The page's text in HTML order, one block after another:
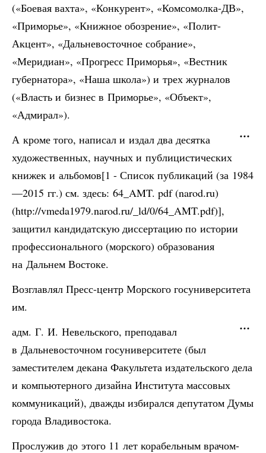
(«Боевая вахта», «Конкурент», «Комсомолка-ДВ»,
«Приморье», «Книжное обозрение», «Полит-
Акцент», «Дальневосточное собрание»,
«Меридиан», «Прогресс Приморья», «Вестник
губернатора», «Наша школа») и трех журналов
(«Власть и бизнес в Приморье», «Объект»,
«Адмирал»).
А кроме того, написал и издал два десятка
художественных, научных и публицистических
книжек и альбомов[1 - Список публикаций (за 1984
—2015 гг.) см. здесь: 64_AMT. pdf (narod.ru)
(http://vmeda1979.narod.ru/_ld/0/64_AMT.pdf)],
защитил кандидатскую диссертацию по истории
профессионального (морского) образования
на Дальнем Востоке.
Возглавлял Пресс-центр Морского госуниверситета
им.
адм. Г. И. Невельского, преподавал
в Дальневосточном госуниверситете (был
заместителем декана Факультета издательского дела
и компьютерного дизайна Института массовых
коммуникаций), дважды избирался депутатом Думы
города Владивостока.
Прослужив до этого 11 лет корабельным врачом-